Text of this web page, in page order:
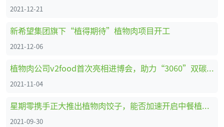
2021-12-21
新希望集团旗下“植得期待”植物肉项目开工
2021-12-06
植物肉公司v2food首次亮相进博会，助力“3060”双碳目标
2021-11-04
星期零携手正大推出植物肉饺子，能否加速开启中餐植物基饮食化进程？
2021-09-30